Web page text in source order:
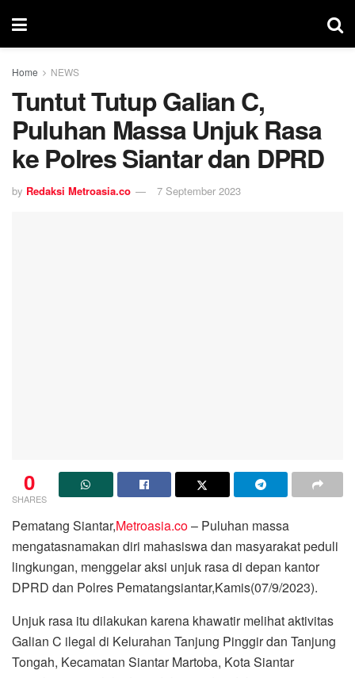
Home NEWS
Tuntut Tutup Galian C,
Puluhan Massa Unjuk Rasa
ke Polres Siantar dan DPRD
by Redaksi Metroasia.co 7 September 2023
0
SHARES
Pematang Siantar,Metroasia.co– Puluhan massa
mengatasnamakan diri mahasiswa dan masyarakat peduli
lingkungan, menggelar aksi unjuk rasa di depan kantor
DPRD dan Polres Pematangsiantar,Kamis(07/9/2023).
Unjuk rasa itu dilakukan karena khawatir melihat aktivitas
Galian C ilegal di Kelurahan Tanjung Pinggir dan Tanjung
Tongah, Kecamatan Siantar Martoba, Kota Siantar